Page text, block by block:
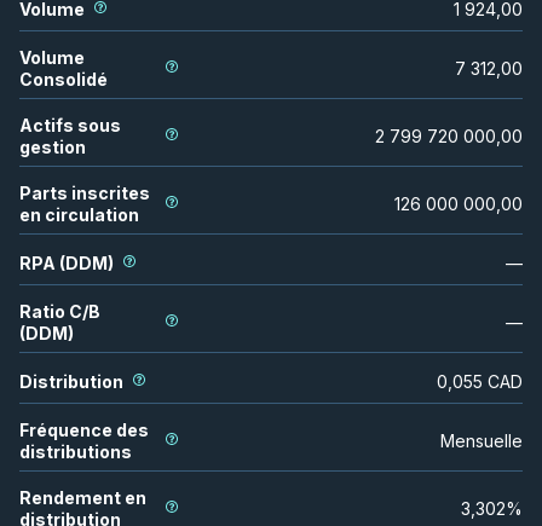
Volume 1 924,00
Volume
Consolidé
7 312,00
Actifs sous
gestion
2 799 720 000,00
Parts inscrites
en circulation
126 000 000,00
RPA (DDM) —
Ratio C/B
(DDM)
—
Distribution 0,055 CAD
Fréquence des
distributions
Mensuelle
Rendement en
distribution
3,302%